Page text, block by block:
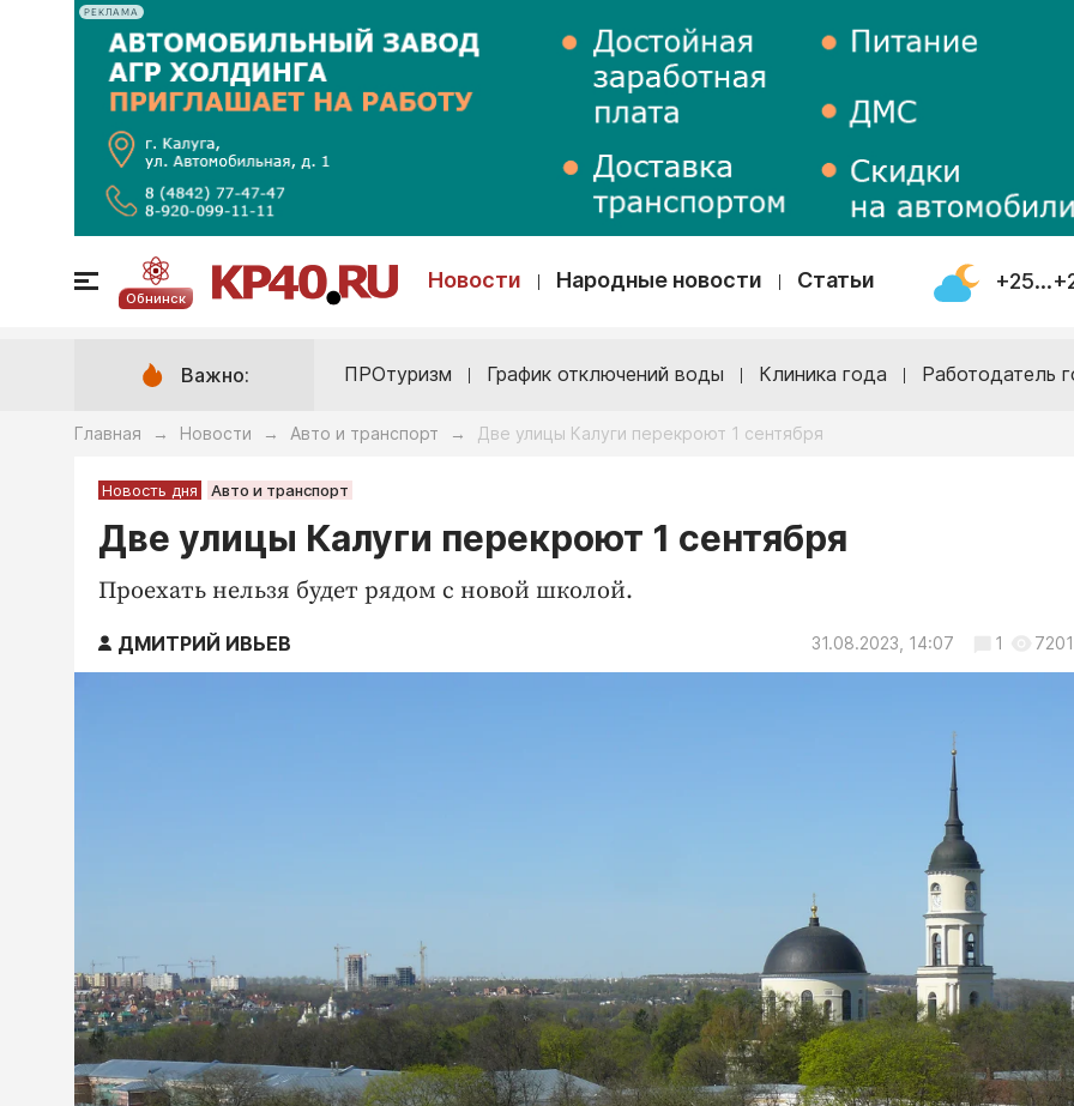
РЕКЛАМА
Обнинск
Новости Народные новости Статьи
Важно: ПРОтуризм График отключений воды Клиника года Работодатель
Главная → Новости → Авто и транспорт → Две улицы Калуги перекроют 1 сентября
Новость дня Авто и транспорт
Две улицы Калуги перекроют 1 сентября
Проехать нельзя будет рядом с новой школой.
ДМИТРИЙ ИВЬЕВ 31.08.2023, 14:07 1 7201